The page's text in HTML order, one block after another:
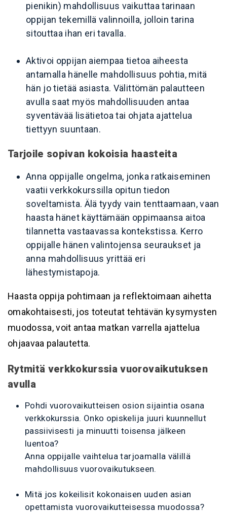
pienikin) mahdollisuus vaikuttaa tarinaan
oppijan tekemillä valinnoilla, jolloin tarina
sitouttaa ihan eri tavalla.
Aktivoi oppijan aiempaa tietoa aiheesta
antamalla hänelle mahdollisuus pohtia, mitä
hän jo tietää asiasta. Välittömän palautteen
avulla saat myös mahdollisuuden antaa
syventävää lisätietoa tai ohjata ajattelua
tiettyyn suuntaan.
Tarjoile sopivan kokoisia haasteita
Anna oppijalle ongelma, jonka ratkaiseminen
vaatii verkkokurssilla opitun tiedon
soveltamista. Älä tyydy vain tenttaamaan, vaan
haasta hänet käyttämään oppimaansa aitoa
tilannetta vastaavassa kontekstissa. Kerro
oppijalle hänen valintojensa seuraukset ja
anna mahdollisuus yrittää eri
lähestymistapoja.
Haasta oppija pohtimaan ja reflektoimaan aihetta
omakohtaisesti, jos toteutat tehtävän kysymysten
muodossa, voit antaa matkan varrella ajattelua
ohjaavaa palautetta.
Rytmitä verkkokurssia vuorovaikutuksen
avulla
Pohdi vuorovaikutteisen osion sijaintia osana
verkkokurssia. Onko opiskelija juuri kuunnellut
passiivisesti ja minuutti toisensa jälkeen
luentoa?
Anna oppijalle vaihtelua tarjoamalla välillä
mahdollisuus vuorovaikutukseen.
Mitä jos kokeilisit kokonaisen uuden asian
opettamista vuorovaikutteisessa muodossa?